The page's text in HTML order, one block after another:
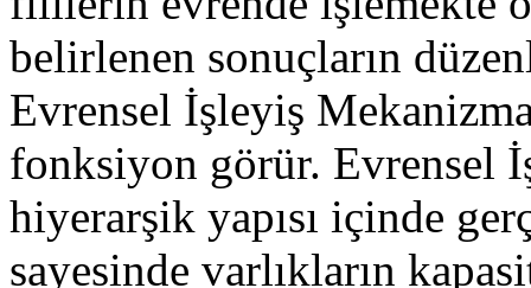
belirlenen sonuçların
Evrensel İşleyiş
fonksiyon görür. Evrensel
hiyerarşik yapısı içinde
sayesinde varlıkların